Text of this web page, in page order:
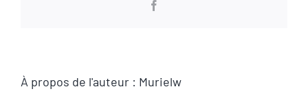
À propos de l'auteur : Murielw